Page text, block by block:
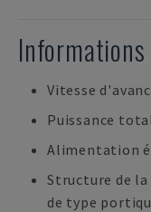
Vitesse
Puissance
Alimentation
Structure de
de type